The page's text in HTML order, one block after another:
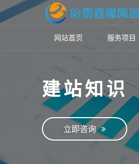
网站首页 服务项目
建站知识
立即咨询